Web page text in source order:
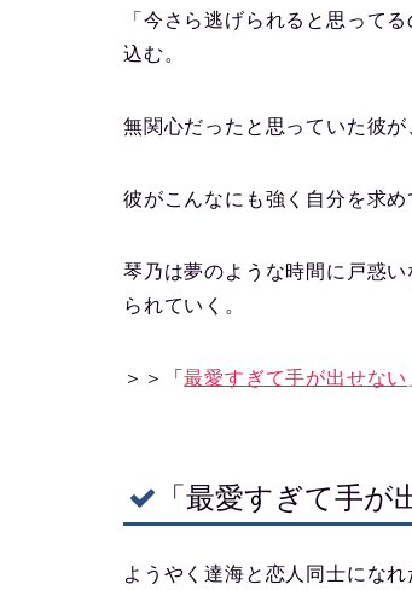
「今さら逃げられると思って
込む。
無関心だったと思っていた彼
彼がこんなにも強く自分を求
琴乃は夢のような時間に戸惑
られていく。
＞＞「最愛すぎて手が出せない
「最愛すぎて手が
ようやく達海と恋人同士になれ